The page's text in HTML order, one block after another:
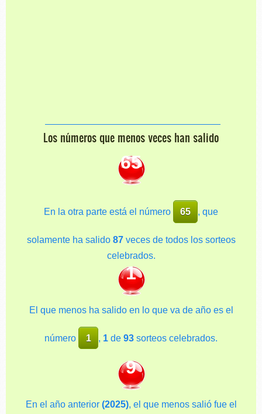
Los números que menos veces han salido
65
En la otra parte está el número 65 , que
solamente ha salido 87veces de todos los sorteos
celebrados.
1
El que menos ha salido en lo que va de año es el
número 1 1 de 93sorteos celebrados.
9
En el año anterior (2025), el que menos salió fue el